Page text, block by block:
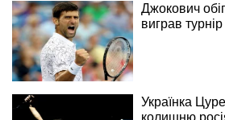
Джокович
виграв
Українка
колишню